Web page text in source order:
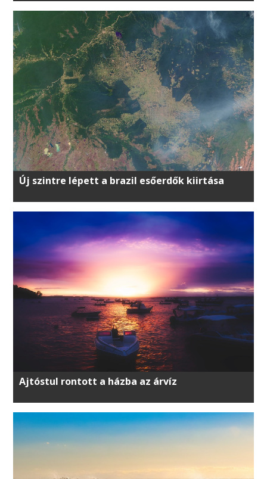
Új szintre lépett a brazil esőerdők kiirtása
Ajtóstul rontott a házba az árvíz